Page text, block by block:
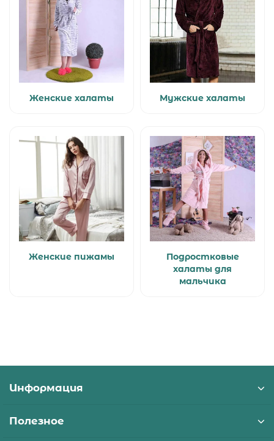
Женские халаты Мужские халаты
Женские пижамы
Подростковые
халаты для
мальчика
Информация
Полезное